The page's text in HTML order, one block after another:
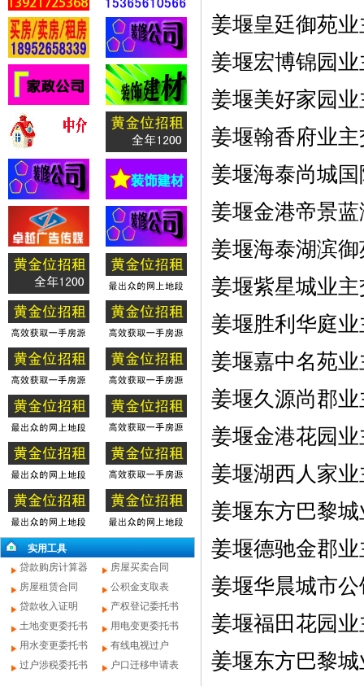
实用工具
贷款购房计算器
房屋买卖合同
房屋租赁合同
公积金支取表
贷款收入证明
产权登记委托书
土地变更委托书
用电变更委托书
用水变更委托书
有线电视过户
过户涉税委托书
户口迁移申请表
姜堰皇廷御
姜堰宏博锦
姜堰美好家
姜堰翰香府
姜堰海泰尚
姜堰金港帝景
姜堰海泰湖滨
姜堰紫星城
姜堰胜利华
姜堰嘉中名
姜堰久源尚
姜堰金港花
姜堰湖西人
姜堰东方巴
姜堰德驰金
姜堰华晨城市
姜堰福田花
姜堰东方巴